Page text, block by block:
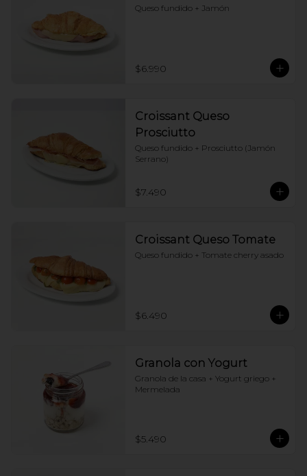
Queso fundido + Jamón
$6.990
Croissant Queso
Prosciutto
Queso fundido + Prosciutto (Jamón
Serrano)
$7.490
Croissant Queso Tomate
Queso fundido + Tomate cherry asado
$6.490
Granola con Yogurt
Granola de la casa + Yogurt griego +
Mermelada
$5.490